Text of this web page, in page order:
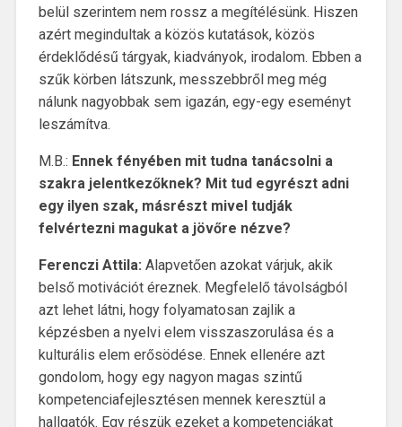
belül szerintem nem rossz a megítélésünk. Hiszen
azért megindultak a közös kutatások, közös
érdeklődésű tárgyak, kiadványok, irodalom. Ebben a
szűk körben látszunk, messzebbről meg még
nálunk nagyobbak sem igazán, egy-egy eseményt
leszámítva.
M.B.: Ennek fényében mit tudna tanácsolni a
szakra jelentkezőknek? Mit tud egyrészt adni
egy ilyen szak, másrészt mivel tudják
felvértezni magukat a jövőre nézve?
Ferenczi Attila: Alapvetően azokat várjuk, akik
belső motivációt éreznek. Megfelelő távolságból
azt lehet látni, hogy folyamatosan zajlik a
képzésben a nyelvi elem visszaszorulása és a
kulturális elem erősödése. Ennek ellenére azt
gondolom, hogy egy nagyon magas szintű
kompetenciafejlesztésen mennek keresztül a
hallgatók. Egy részük ezeket a kompetenciákat